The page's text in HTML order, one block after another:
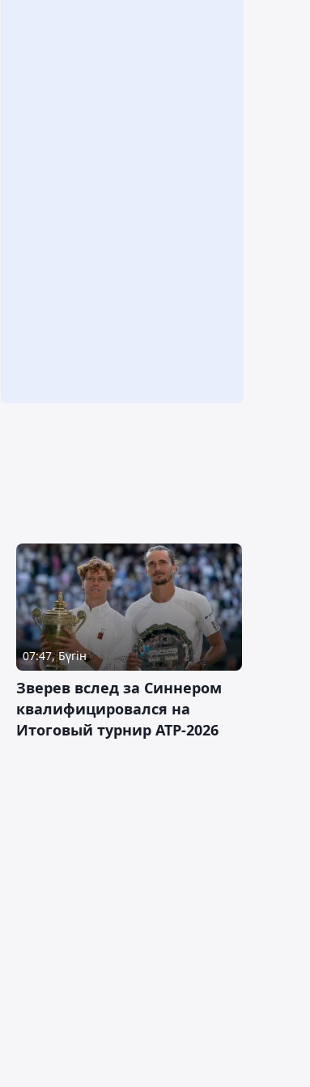
07:47, Бүгін
Зверев вслед за Синнером
квалифицировался на
Итоговый турнир ATP-2026